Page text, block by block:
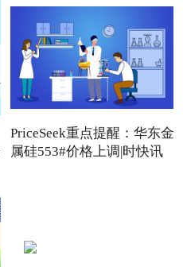
PriceSeek重点提醒：华东金
属硅553#价格上调|时快讯